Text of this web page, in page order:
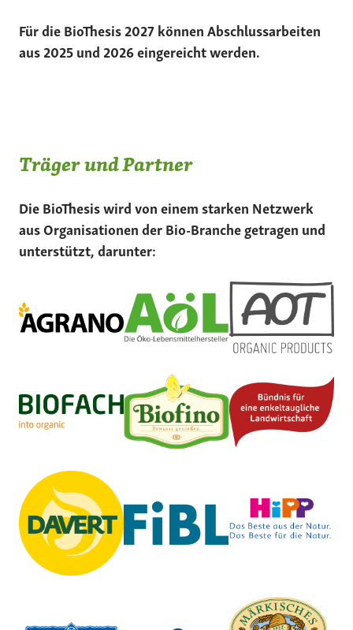
Für die BioThesis 2027 können Abschlussarbeiten
aus 2025 und 2026 eingereicht werden.
Träger und Partner
Die BioThesis wird von einem starken Netzwerk
aus Organisationen der Bio-Branche getragen und
unterstützt, darunter: